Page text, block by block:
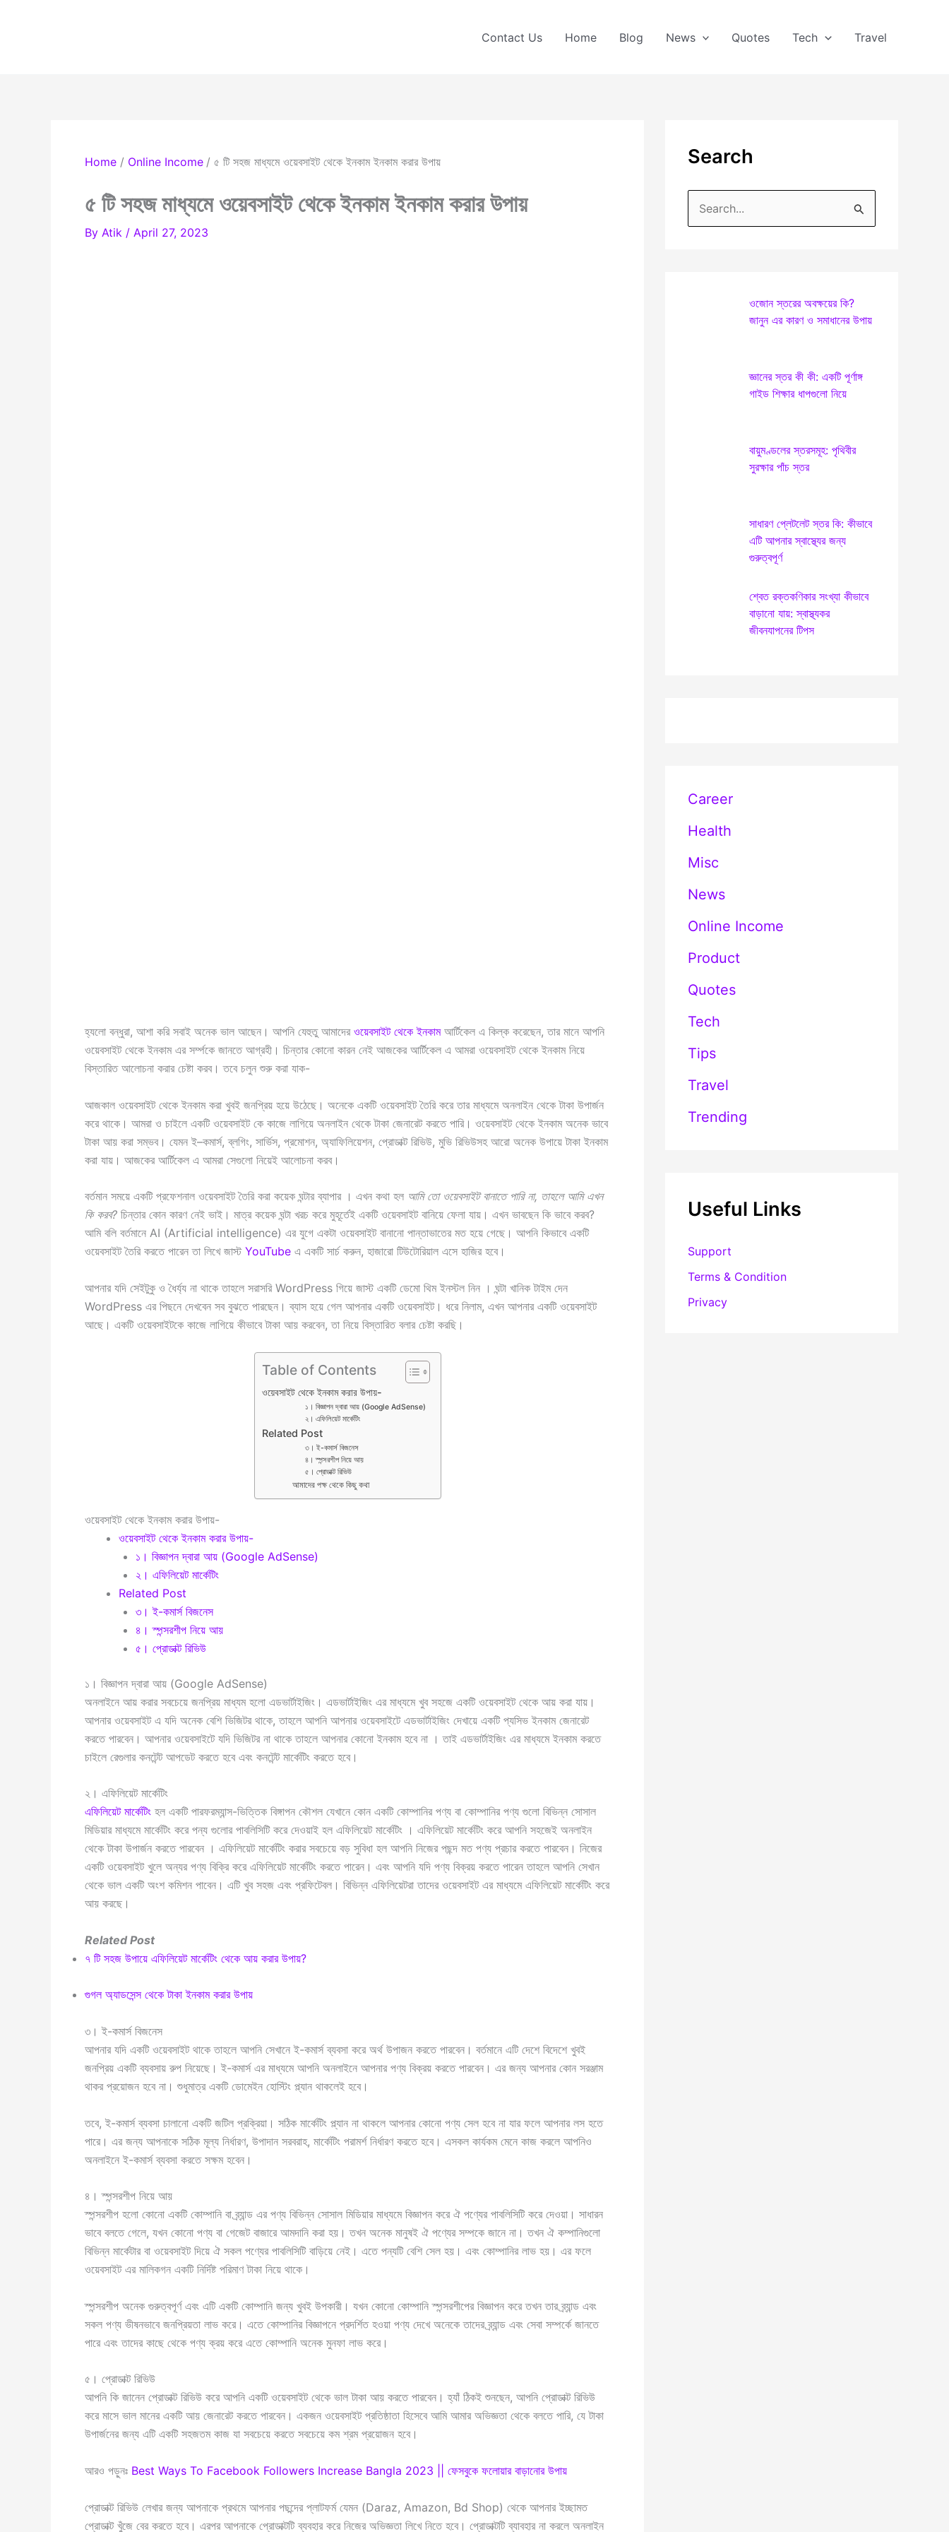
Contact Us Home Blog News Quotes Tech Travel
Home Online Income ৫ টি সহজ মাধ্যমে ওয়েবসাইট থেকে ইনকাম ইনকাম করার উপায়
৫ টি সহজ মাধ্যমে ওয়েবসাইট থেকে ইনকাম ইনকাম করার উপায়
By Atik / April 27, 2023
হ্যলো বন্ধুরা, আশা করি সবাই অনেক ভাল আছেন। আপনি যেহুতু আমাদের ওয়েবসাইট থেকে ইনকামআর্টিকেল এ কিল্ক করেছেন, তার মানে আপনি
ওয়েবসাইট থেকে ইনকাম এর সর্ম্পকে জানতে আগ্রহী। চিন্তার কোনো কারন নেই আজকের আর্টিকেল এ আমরা ওয়েবসাইট থেকে ইনকাম নিয়ে
বিস্তারিত আলোচনা করার চেষ্টা করব। তবে চলুন শুরু করা যাক-
আজকাল ওয়েবসাইট থেকে ইনকাম করা খুবই জনপ্রিয় হয়ে উঠেছে। অনেকে একটি ওয়েবসাইট তৈরি করে তার মাধ্যমে অনলাইন থেকে টাকা উপার্জন
করে থাকে। আমরা ও চাইলে একটি ওয়েবসাইট কে কাজে লাগিয়ে অনলাইন থেকে টাকা জেনারেট করতে পারি। ওয়েবসাইট থেকে ইনকাম অনেক ভাবে
টাকা আয় করা সম্ভব। যেমন ই–কমার্স, ব্লগিং, সার্ভিস, প্রমোশন, অ্যাফিলিয়েশন, প্রোডাক্ট রিভিউ, মুভি রিভিউসহ আরো অনেক উপায়ে টাকা ইনকাম
করা যায়। আজকের আর্টিকেল এ আমরা সেগুলো নিয়েই আলোচনা করব।
বর্তমান সময়ে একটি প্রফেশনাল ওয়েবসাইট তৈরি করা কয়েক ঘন্টার ব্যাপার । এখন কথা হল আমি তো ওয়েবসাইট বানাতে পারি না, তাহলে আমি এখন
কি করব? চিন্তার কোন কারণ নেই ভাই। মাত্র কয়েক ঘন্টা খরচ করে মুহূর্তেই একটি ওয়েবসাইট বানিয়ে ফেলা যায়। এখন ভাবছেন কি ভাবে করব?
আমি বলি বর্তমানে AI (Artificial intelligence) এর যুগে একটা ওয়েবসাইট বানানো পান্তাভাতের মত হয়ে গেছে। আপনি কিভাবে একটি
ওয়েবসাইট তৈরি করতে পারেন তা লিখে জাস্ট YouTube এ একটি সার্চ করুন, হাজারো টিউটোরিয়াল এসে হাজির হবে।
আপনার যদি সেইটুকু ও ধৈর্য্য না থাকে তাহলে সরাসরি WordPress গিয়ে জাস্ট একটি ডেমো থিম ইনস্টল নিন । ঘন্টা খানিক টাইম দেন
WordPress এর পিছনে দেখবেন সব বুঝতে পারছেন। ব্যাস হয়ে গেল আপনার একটি ওয়েবসাইট। ধরে নিলাম, এখন আপনার একটি ওয়েবসাইট
আছে। একটি ওয়েবসাইটকে কাজে লাগিয়ে কীভাবে টাকা আয় করবেন, তা নিয়ে বিস্তারিত বলার চেষ্টা করছি।
Table of Contents
ওয়েবসাইট থেকে ইনকাম করার উপায়-
১। বিজ্ঞাপন দ্বারা আয় (Google AdSense)
২। এফিলিয়েট মার্কেটিং
Related Post
৩। ই-কমার্স বিজনেস
৪। স্পন্সরশীপ নিয়ে আয়
৫। প্রোডাক্ট রিভিউ
আমাদের পক্ষ থেকে কিছু কথা
ওয়েবসাইট থেকে ইনকাম করার উপায়-
ওয়েবসাইট থেকে ইনকাম করার উপায়-
১। বিজ্ঞাপন দ্বারা আয় (Google AdSense)
২। এফিলিয়েট মার্কেটিং
Related Post
৩। ই-কমার্স বিজনেস
৪। স্পন্সরশীপ নিয়ে আয়
৫। প্রোডাক্ট রিভিউ
১। বিজ্ঞাপন দ্বারা আয় (Google AdSense)
অনলাইনে আয় করার সবচেয়ে জনপ্রিয় মাধ্যম হলো এডভার্টাইজিং। এডভার্টাইজিং এর মাধ্যমে খুব সহজে একটি ওয়েবসাইট থেকে আয় করা যায়।
আপনার ওয়েবসাইট এ যদি অনেক বেশি ভিজিটর থাকে, তাহলে আপনি আপনার ওয়েবসাইটে এডভার্টাইজিং দেখায়ে একটি প্যসিভ ইনকাম জেনারেট
করতে পারবেন। আপনার ওয়েবসাইটে যদি ভিজিটর না থাকে তাহলে আপনার কোনো ইনকাম হবে না । তাই এডভার্টাইজিং এর মাধ্যমে ইনকাম করতে
চাইলে রেগুলার কনটেন্ট আপডেট করতে হবে এবং কনটেন্ট মার্কেটিং করতে হবে।
২। এফিলিয়েট মার্কেটিং
এফিলিয়েট মার্কেটিং হল একটি পারফরম্যান্স-ভিত্তিক বিঙ্গাপন কৌশল যেখানে কোন একটি কোম্পানির পণ্য বা কোম্পানির পণ্য গুলো বিভিন্ন সোসাল
মিডিয়ার মাধ্যমে মার্কেটিং করে পন্য গুলোর পাবলিসিটি করে দেওয়াই হল এফিলিয়েট মার্কেটিং । এফিলিয়েট মার্কেটিং করে আপনি সহজেই অনলাইন
থেকে টাকা উপার্জন করতে পারবেন । এফিলিয়েট মার্কেটিং করার সবচেয়ে বড় সুবিধা হল আপনি নিজের পছন্দ মত পণ্য প্রচার করতে পারবেন। নিজের
একটি ওয়েবসাইট খুলে অন্যর পণ্য বিক্রি করে এফিলিয়েট মার্কেটিং করতে পারেন। এবং আপনি যদি পণ্য বিক্রয় করতে পারেন তাহলে আপনি সেখান
থেকে ভাল একটি অংশ কমিশন পাবেন। এটি খুব সহজ এবং প্রফিটেবল। বিভিন্ন এফিলিয়েটরা তাদের ওয়েবসাইট এর মাধ্যমে এফিলিয়েট মার্কেটিং করে
আয় করছে।
Related Post
৭ টি সহজ উপায়ে এফিলিয়েট মার্কেটিং থেকে আয় করার উপায়?
গুগল অ্যাডসেন্স থেকে টাকা ইনকাম করার উপায়
৩। ই-কমার্স বিজনেস
আপনার যদি একটি ওয়েবসাইট থাকে তাহলে আপনি সেখানে ই-কমার্স ব্যবসা করে অর্থ উপাজন করতে পারবেন। বর্তমানে এটি দেশে বিদেশে খুবই
জনপ্রিয় একটি ব্যবসায় রুপ নিয়েছে। ই-কমার্স এর মাধ্যমে আপনি অনলাইনে আপনার পণ্য বিক্রয় করতে পারবেন। এর জন্য আপনার কোন সরঞ্জাম
থাকর প্রয়োজন হবে না। শুধুমাত্র একটি ডোমেইন হোস্টিং প্ল্যান থাকলেই হবে।
তবে, ই-কমার্স ব্যবসা চালানো একটি জটিল প্রক্রিয়া। সঠিক মার্কেটিং প্ল্যান না থাকলে আপনার কোনো পণ্য সেল হবে না যার ফলে আপনার লস হতে
পারে। এর জন্য আপনাকে সঠিক মূল্য নির্ধারণ, উপাদান সরবরাহ, মার্কেটিং পরামর্শ নির্ধারণ করতে হবে। এসকল কার্যকম মেনে কাজ করলে আপনিও
অনলাইনে ই-কমার্স ব্যবসা করতে সক্ষম হবেন।
৪। স্পন্সরশীপ নিয়ে আয়
স্পন্সরশীপ হলো কোনো একটি কোম্পানি বা ব্র্যান্ড এর পণ্য বিভিন্ন সোসাল মিডিয়ার মাধ্যমে বিজ্ঞাপন করে ঐ পণ্যের পাবলিসিটি করে দেওয়া। সাধারন
ভাবে বলতে গেলে, যখন কোনো পণ্য বা গেজেট বাজারে আমদানি করা হয়। তখন অনেক মানুষই ঐ পণ্যের সম্পকে জানে না। তখন ঐ কম্পানিগুলো
বিভিন্ন মার্কেটার বা ওয়েবসাইট দিয়ে ঐ সকল পণ্যের পাবলিসিটি বাড়িয়ে নেই। এতে পন্যটি বেশি সেল হয়। এবং কোম্পানির লাভ হয়। এর ফলে
ওয়েবসাইট এর মালিকগন একটি নির্দিষ্ট পরিমাণ টাকা নিয়ে থাকে।
স্পন্সরশীপ অনেক গুরুত্বপূর্ণ এবং এটি একটি কোম্পানি জন্য খুবই উপকারী। যখন কোনো কোম্পানি স্পন্সরশীপের বিজ্ঞাপন করে তখন তার ব্র্যান্ড এবং
সকল পণ্য ভীষনভাবে জনপ্রিয়তা লাভ করে। এতে কোম্পানির বিজ্ঞাপনে প্রদর্শিত হওয়া পণ্য দেখে অনেকে তাদের ব্র্যান্ড এবং সেবা সম্পর্কে জানতে
পারে এবং তাদের কাছে থেকে পণ্য ক্রয় করে এতে কোম্পানি অনেক মুনফা লাভ করে।
৫। প্রোডাক্ট রিভিউ
আপনি কি জানেন প্রোডাক্ট রিভিউ করে আপনি একটি ওয়েবসাইট থেকে ভাল টাকা আয় করতে পারবেন। হ্যাঁ ঠিকই শুনছেন, আপনি প্রোডাক্ট রিভিউ
করে মাসে ভাল মানের একটি আয় জেনারেট করতে পারবেন। একজন ওয়েবসাইট প্রতিষ্ঠাতা হিসেবে আমি আমার অভিজ্ঞতা থেকে বলতে পারি, যে টাকা
উপার্জনের জন্য এটি একটি সহজতম কাজ যা সবচেয়ে করতে সবচেয়ে কম শ্রম প্রয়োজন হবে।
আরও পড়ুনঃ Best Ways To Facebook Followers Increase Bangla 2023 || ফেসবুকে ফলোয়ার বাড়ানোর উপায়
প্রোডাক্ট রিভিউ লেখার জন্য আপনাকে প্রথমে আপনার পছন্দের প্লাটফর্ম যেমন (Daraz, Amazon, Bd Shop) থেকে আপনার ইচ্ছামত
প্রোডাক্ট খুঁজে বের করতে হবে। এরপর আপনাকে প্রোডাক্টটি ব্যবহার করে নিজের অভিজ্ঞতা লিখে নিতে হবে। প্রোডাক্টটি ব্যাবহার না করলে অনলাইন
Search
ওজোন স্তরের অবক্ষয়ের কি?
জানুন এর কারণ ও সমাধানের উপায়
জ্ঞানের স্তর কী কী: একটি পূর্ণাঙ্গ
গাইড শিক্ষার ধাপগুলো নিয়ে
বায়ুমণ্ডলের স্তরসমূহ: পৃথিবীর
সুরক্ষার পাঁচ স্তর
সাধারণ প্লেটলেট স্তর কি: কীভাবে
এটি আপনার স্বাস্থ্যের জন্য
গুরুত্বপূর্ণ
শ্বেত রক্তকণিকার সংখ্যা কীভাবে
বাড়ানো যায়: স্বাস্থ্যকর
জীবনযাপনের টিপস
Career
Health
Misc
News
Online Income
Product
Quotes
Tech
Tips
Travel
Trending
Useful Links
Support
Terms & Condition
Privacy